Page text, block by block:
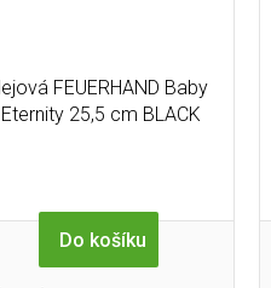
FEUERHAND Baby
25,5 cm BLACK
Do košíku